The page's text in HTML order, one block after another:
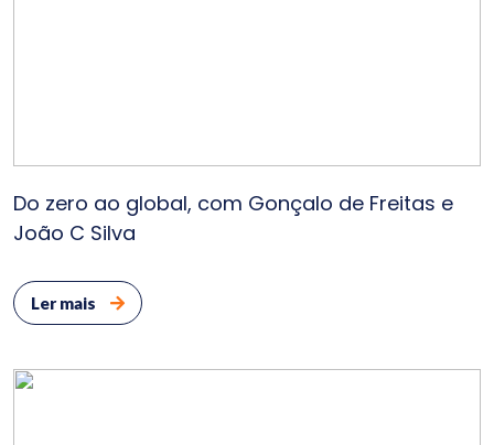
Do zero ao global, com Gonçalo de Freitas e
João C Silva
Ler mais